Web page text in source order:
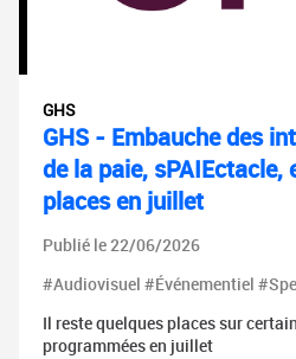
GHS
GHS - Embauche des
de la paie, sPAIEctacle,
places en juillet
Publié le 22/06/2026
#Audiovisuel #Événementiel
Il reste quelques places sur
programmées en juillet